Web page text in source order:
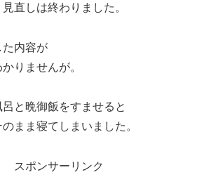
直しは終わりました。
た内容が
りませんが。
と晩御飯をすませると
まま寝てしまいました。
スポンサーリンク